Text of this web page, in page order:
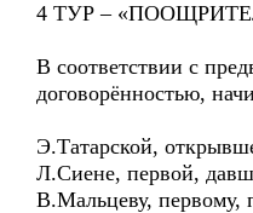
4 ТУР –
В соответствии с
договорённостью,
Э.Татарской,
Л.Сиене, первой,
В.Мальцеву, первому,